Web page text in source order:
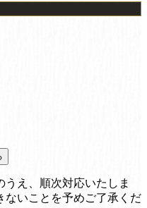
え、順次対応いたしま
ないことを予めご了承くだ